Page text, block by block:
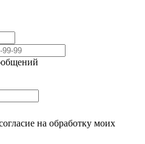
на обработку моих